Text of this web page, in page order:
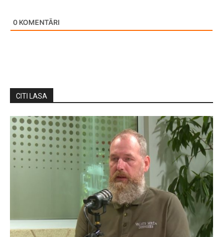
0 KOMENTĀRI
CITI LASA